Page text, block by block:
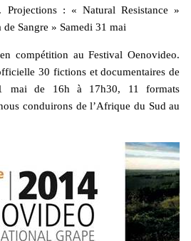
: « Natural Resistance »
Sangre » Samedi 31 mai
compétition au Festival Oenovideo.
30 fictions et documentaires de
mai de 16h à 17h30, 11 formats
conduirons de l’Afrique du Sud au